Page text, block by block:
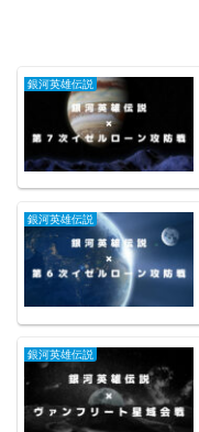
銀河英雄伝説
銀河英雄伝説
銀河英雄伝説